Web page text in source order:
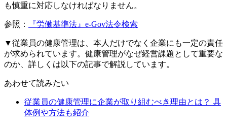
も慎重に対応しなければなりません。
参照： 『労働基準法』e-Gov法令検索
▼従業員の健康管理は、本人だけでなく企業にも一定の責任
が求められています。健康管理がなぜ経営課題として重要な
のか、詳しくは以下の記事で解説しています。
あわせて読みたい
従業員の健康管理に企業が取り組むべき理由とは？ 具
体例や方法も紹介